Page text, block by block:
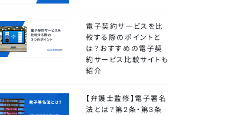
電子契約サービスを比
較する際のポイントと
は？おすすめの電子契
約サービス比較サイトも
紹介
【弁護士監修】電子署名
法とは？第2条・第3条